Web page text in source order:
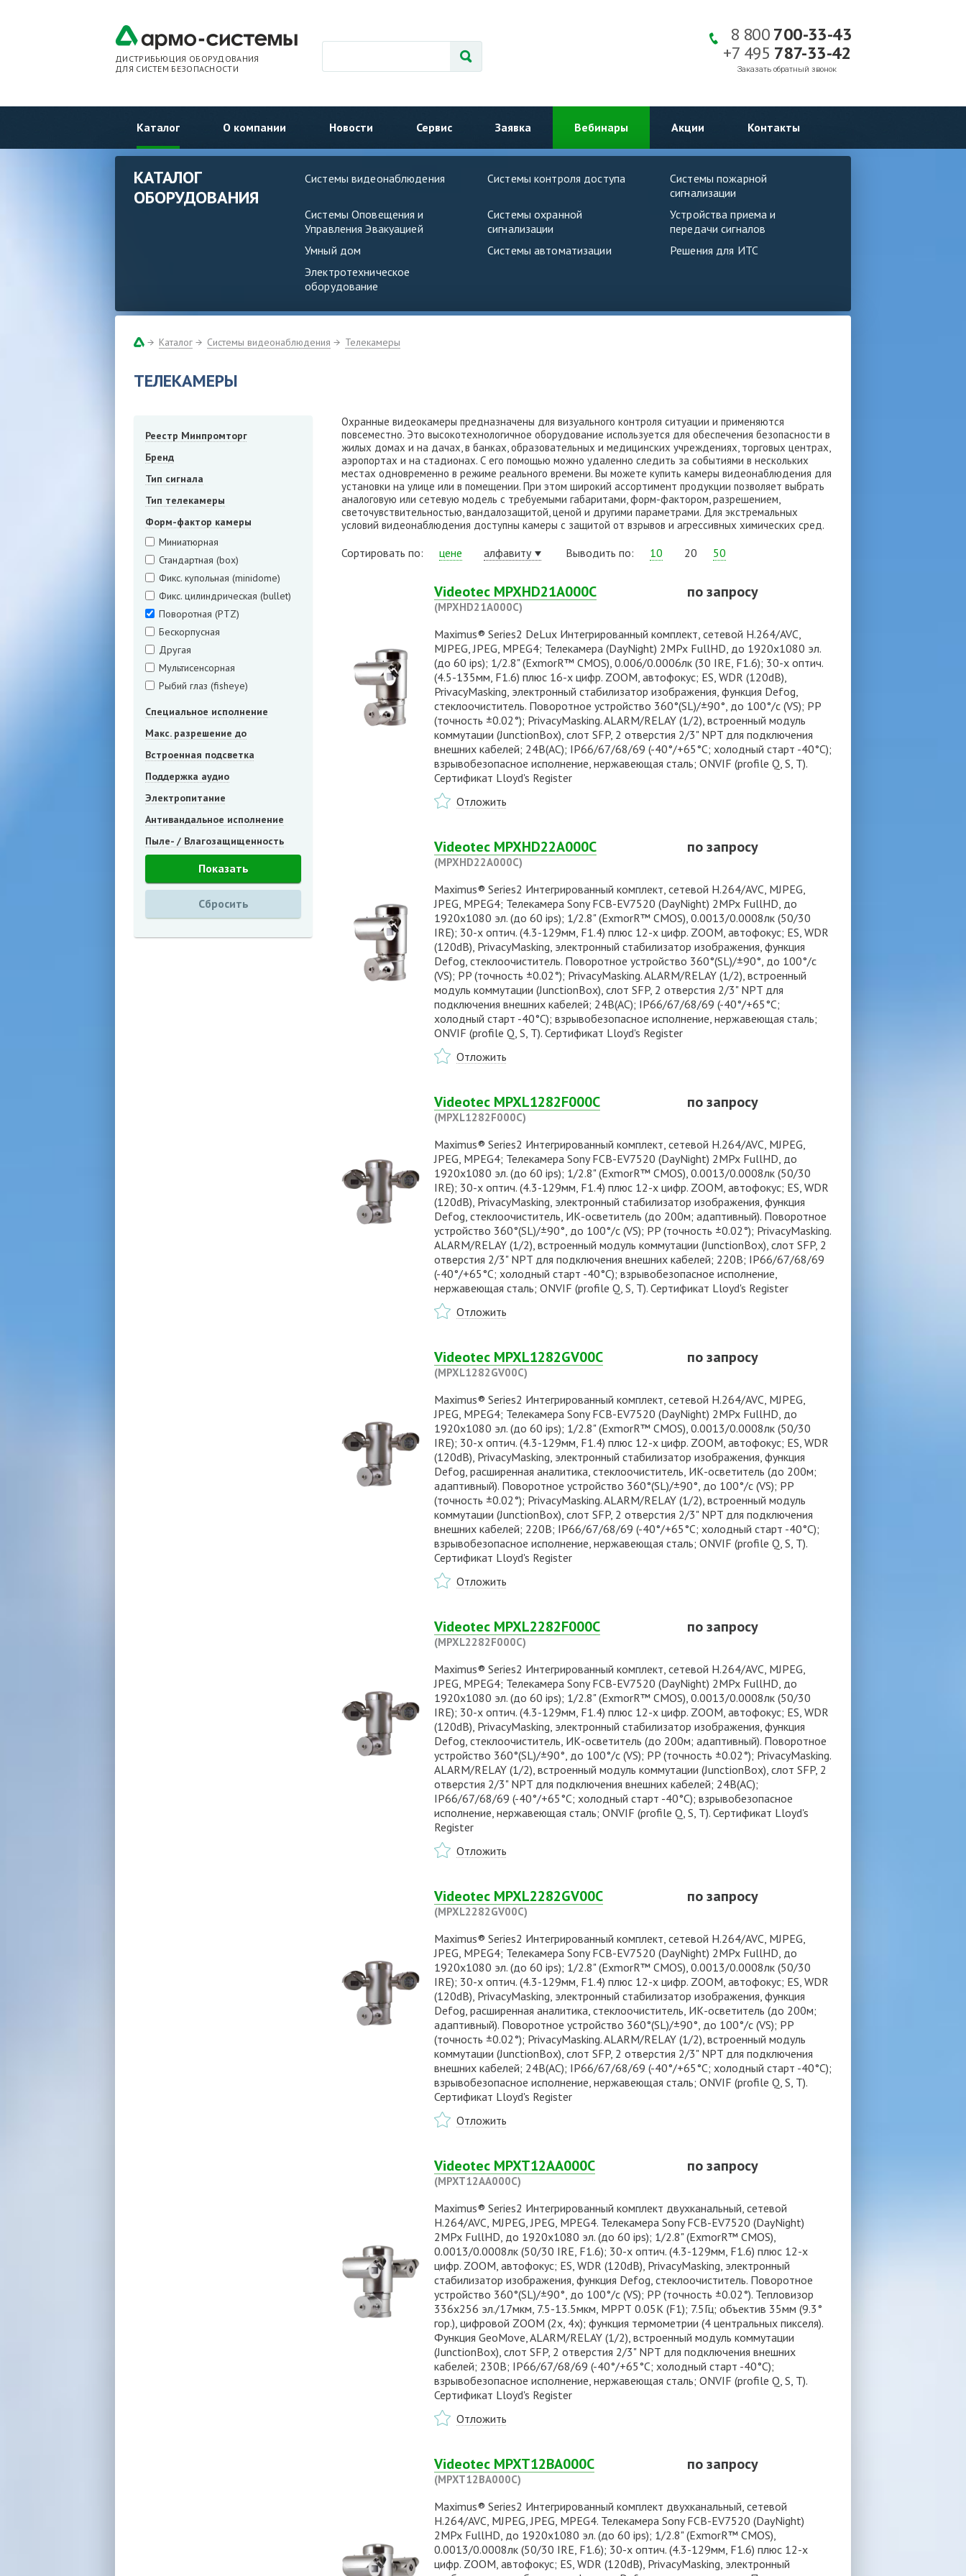
ДИСТРИБЬЮЦИЯ ОБОРУДОВАНИЯ
ДЛЯ СИСТЕМ БЕЗОПАСНОСТИ
8 800700-33-43
+7 495 787-33-42
Заказать обратный звонок
Каталог О компании Новости Сервис Заявка Вебинары Акции Контакты
КАТАЛОГ
ОБОРУДОВАНИЯ
Системы видеонаблюдения Системы контроля доступа
Системы пожарной
сигнализации
Системы Оповещения и
Управления Эвакуацией
Системы охранной
сигнализации
Устройства приема и
передачи сигналов
Умный дом
Системы автоматизации
Решения для ИТС
Электротехническое
оборудование
Каталог Системы видеонаблюдения Телекамеры
ТЕЛЕКАМЕРЫ
Реестр Минпромторг
Бренд
Тип сигнала
Тип телекамеры
Форм-фактор камеры
Миниатюрная
Стандартная (box)
Фикс. купольная (minidome)
Фикс. цилиндрическая (bullet)
Поворотная (PTZ)
Бескорпусная
Другая
Мультисенсорная
Рыбий глаз (fisheye)
Специальное исполнение
Макс. разрешение до
Встроенная подсветка
Поддержка аудио
Электропитание
Антивандальное исполнение
Пыле- / Влагозащищенность
Охранные видеокамеры предназначены для визуального контроля ситуации и применяются
повсеместно. Это высокотехнологичное оборудование используется для обеспечения безопасности в
жилых домах и на дачах, в банках, образовательных и медицинских учреждениях, торговых центрах,
аэропортах и на стадионах. С его помощью можно удаленно следить за событиями в нескольких
местах одновременно в режиме реального времени. Вы можете купить камеры видеонаблюдения для
установки на улице или в помещении. При этом широкий ассортимент продукции позволяет выбрать
аналоговую или сетевую модель с требуемыми габаритами, форм-фактором, разрешением,
светочувствительностью, вандалозащитой, ценой и другими параметрами. Для экстремальных
условий видеонаблюдения доступны камеры с защитой от взрывов и агрессивных химических сред.
Сортировать по: цене алфавиту Выводить по: 10 20 50
Videotec MPXHD21A000C
(MPXHD21A000C)
по запросу
Maximus® Series2 DeLux Интегрированный комплект, сетевой H.264/AVC,
MJPEG, JPEG, MPEG4; Телекамера (DayNight) 2MPx FullHD, до 1920x1080 эл.
(до 60 ips); 1/2.8" (ExmorR™ CMOS), 0.006/0.0006лк (30 IRE, F1.6); 30-х оптич.
(4.5-135мм, F1.6) плюс 16-х цифр. ZOOM, автофокус; ES, WDR (120dB),
PrivacyMasking, электронный стабилизатор изображения, функция Defog,
стеклоочиститель. Поворотное устройство 360°(SL)/±90°, до 100°/с (VS); PP
(точность ±0.02°); PrivacyMasking. ALARM/RELAY (1/2), встроенный модуль
коммутации (JunctionBox), слот SFP, 2 отверстия 2/3" NPT для подключения
внешних кабелей; 24В(AC); IP66/67/68/69 (-40°/+65°С; холодный старт -40°С);
взрывобезопасное исполнение, нержавеющая сталь; ONVIF (profile Q, S, T).
Сертификат Lloyd's Register
Отложить
Videotec MPXHD22A000C
(MPXHD22A000C)
по запросу
Maximus® Series2 Интегрированный комплект, сетевой H.264/AVC, MJPEG,
JPEG, MPEG4; Телекамера Sony FCB-EV7520 (DayNight) 2MPx FullHD, до
1920x1080 эл. (до 60 ips); 1/2.8" (ExmorR™ CMOS), 0.0013/0.0008лк (50/30
IRE); 30-х оптич. (4.3-129мм, F1.4) плюс 12-х цифр. ZOOM, автофокус; ES, WDR
(120dB), PrivacyMasking, электронный стабилизатор изображения, функция
Defog, стеклоочиститель. Поворотное устройство 360°(SL)/±90°, до 100°/с
(VS); PP (точность ±0.02°); PrivacyMasking. ALARM/RELAY (1/2), встроенный
модуль коммутации (JunctionBox), слот SFP, 2 отверстия 2/3" NPT для
подключения внешних кабелей; 24В(AC); IP66/67/68/69 (-40°/+65°С;
холодный старт -40°С); взрывобезопасное исполнение, нержавеющая сталь;
ONVIF (profile Q, S, T). Сертификат Lloyd's Register
Отложить
Videotec MPXL1282F000C
(MPXL1282F000C)
по запросу
Maximus® Series2 Интегрированный комплект, сетевой H.264/AVC, MJPEG,
JPEG, MPEG4; Телекамера Sony FCB-EV7520 (DayNight) 2MPx FullHD, до
1920x1080 эл. (до 60 ips); 1/2.8" (ExmorR™ CMOS), 0.0013/0.0008лк (50/30
IRE); 30-х оптич. (4.3-129мм, F1.4) плюс 12-х цифр. ZOOM, автофокус; ES, WDR
(120dB), PrivacyMasking, электронный стабилизатор изображения, функция
Defog, стеклоочиститель, ИК-осветитель (до 200м; адаптивный). Поворотное
устройство 360°(SL)/±90°, до 100°/с (VS); PP (точность ±0.02°); PrivacyMasking.
ALARM/RELAY (1/2), встроенный модуль коммутации (JunctionBox), слот SFP, 2
отверстия 2/3" NPT для подключения внешних кабелей; 220В; IP66/67/68/69
(-40°/+65°С; холодный старт -40°С); взрывобезопасное исполнение,
нержавеющая сталь; ONVIF (profile Q, S, T). Сертификат Lloyd's Register
Отложить
Videotec MPXL1282GV00C
(MPXL1282GV00C)
по запросу
Maximus® Series2 Интегрированный комплект, сетевой H.264/AVC, MJPEG,
JPEG, MPEG4; Телекамера Sony FCB-EV7520 (DayNight) 2MPx FullHD, до
1920x1080 эл. (до 60 ips); 1/2.8" (ExmorR™ CMOS), 0.0013/0.0008лк (50/30
IRE); 30-х оптич. (4.3-129мм, F1.4) плюс 12-х цифр. ZOOM, автофокус; ES, WDR
(120dB), PrivacyMasking, электронный стабилизатор изображения, функция
Defog, расширенная аналитика, стеклоочиститель, ИК-осветитель (до 200м;
адаптивный). Поворотное устройство 360°(SL)/±90°, до 100°/с (VS); PP
(точность ±0.02°); PrivacyMasking. ALARM/RELAY (1/2), встроенный модуль
коммутации (JunctionBox), слот SFP, 2 отверстия 2/3" NPT для подключения
внешних кабелей; 220В; IP66/67/68/69 (-40°/+65°С; холодный старт -40°С);
взрывобезопасное исполнение, нержавеющая сталь; ONVIF (profile Q, S, T).
Сертификат Lloyd's Register
Отложить
Videotec MPXL2282F000C
(MPXL2282F000C)
по запросу
Maximus® Series2 Интегрированный комплект, сетевой H.264/AVC, MJPEG,
JPEG, MPEG4; Телекамера Sony FCB-EV7520 (DayNight) 2MPx FullHD, до
1920x1080 эл. (до 60 ips); 1/2.8" (ExmorR™ CMOS), 0.0013/0.0008лк (50/30
IRE); 30-х оптич. (4.3-129мм, F1.4) плюс 12-х цифр. ZOOM, автофокус; ES, WDR
(120dB), PrivacyMasking, электронный стабилизатор изображения, функция
Defog, стеклоочиститель, ИК-осветитель (до 200м; адаптивный). Поворотное
устройство 360°(SL)/±90°, до 100°/с (VS); PP (точность ±0.02°); PrivacyMasking.
ALARM/RELAY (1/2), встроенный модуль коммутации (JunctionBox), слот SFP, 2
отверстия 2/3" NPT для подключения внешних кабелей; 24В(AC);
IP66/67/68/69 (-40°/+65°С; холодный старт -40°С); взрывобезопасное
исполнение, нержавеющая сталь; ONVIF (profile Q, S, T). Сертификат Lloyd's
Register
Отложить
Videotec MPXL2282GV00C
(MPXL2282GV00C)
по запросу
Maximus® Series2 Интегрированный комплект, сетевой H.264/AVC, MJPEG,
JPEG, MPEG4; Телекамера Sony FCB-EV7520 (DayNight) 2MPx FullHD, до
1920x1080 эл. (до 60 ips); 1/2.8" (ExmorR™ CMOS), 0.0013/0.0008лк (50/30
IRE); 30-х оптич. (4.3-129мм, F1.4) плюс 12-х цифр. ZOOM, автофокус; ES, WDR
(120dB), PrivacyMasking, электронный стабилизатор изображения, функция
Defog, расширенная аналитика, стеклоочиститель, ИК-осветитель (до 200м;
адаптивный). Поворотное устройство 360°(SL)/±90°, до 100°/с (VS); PP
(точность ±0.02°); PrivacyMasking. ALARM/RELAY (1/2), встроенный модуль
коммутации (JunctionBox), слот SFP, 2 отверстия 2/3" NPT для подключения
внешних кабелей; 24В(AC); IP66/67/68/69 (-40°/+65°С; холодный старт -40°С);
взрывобезопасное исполнение, нержавеющая сталь; ONVIF (profile Q, S, T).
Сертификат Lloyd's Register
Отложить
Videotec MPXT12AA000C
(MPXT12AA000C)
по запросу
Maximus® Series2 Интегрированный комплект двухканальный, сетевой
H.264/AVC, MJPEG, JPEG, MPEG4. Телекамера Sony FCB-EV7520 (DayNight)
2MPx FullHD, до 1920x1080 эл. (до 60 ips); 1/2.8" (ExmorR™ CMOS),
0.0013/0.0008лк (50/30 IRE, F1.6); 30-х оптич. (4.3-129мм, F1.6) плюс 12-х
цифр. ZOOM, автофокус; ES, WDR (120dB), PrivacyMasking, электронный
стабилизатор изображения, функция Defog, стеклоочиститель. Поворотное
устройство 360°(SL)/±90°, до 100°/с (VS); PP (точность ±0.02°). Тепловизор
336х256 эл./17мкм, 7.5-13.5мкм, МРРТ 0.05К (F1); 7.5Гц; объектив 35мм (9.3°
гор.), цифровой ZOOM (2х, 4х); функция термометрии (4 центральных пикселя).
Функция GeoMove, ALARM/RELAY (1/2), встроенный модуль коммутации
(JunctionBox), слот SFP, 2 отверстия 2/3" NPT для подключения внешних
кабелей; 230В; IP66/67/68/69 (-40°/+65°С; холодный старт -40°С);
взрывобезопасное исполнение, нержавеющая сталь; ONVIF (profile Q, S, T).
Сертификат Lloyd's Register
Отложить
Videotec MPXT12BA000C
(MPXT12BA000C)
по запросу
Maximus® Series2 Интегрированный комплект двухканальный, сетевой
H.264/AVC, MJPEG, JPEG, MPEG4. Телекамера Sony FCB-EV7520 (DayNight)
2MPx FullHD, до 1920x1080 эл. (до 60 ips); 1/2.8" (ExmorR™ CMOS),
0.0013/0.0008лк (50/30 IRE, F1.6); 30-х оптич. (4.3-129мм, F1.6) плюс 12-х
цифр. ZOOM, автофокус; ES, WDR (120dB), PrivacyMasking, электронный